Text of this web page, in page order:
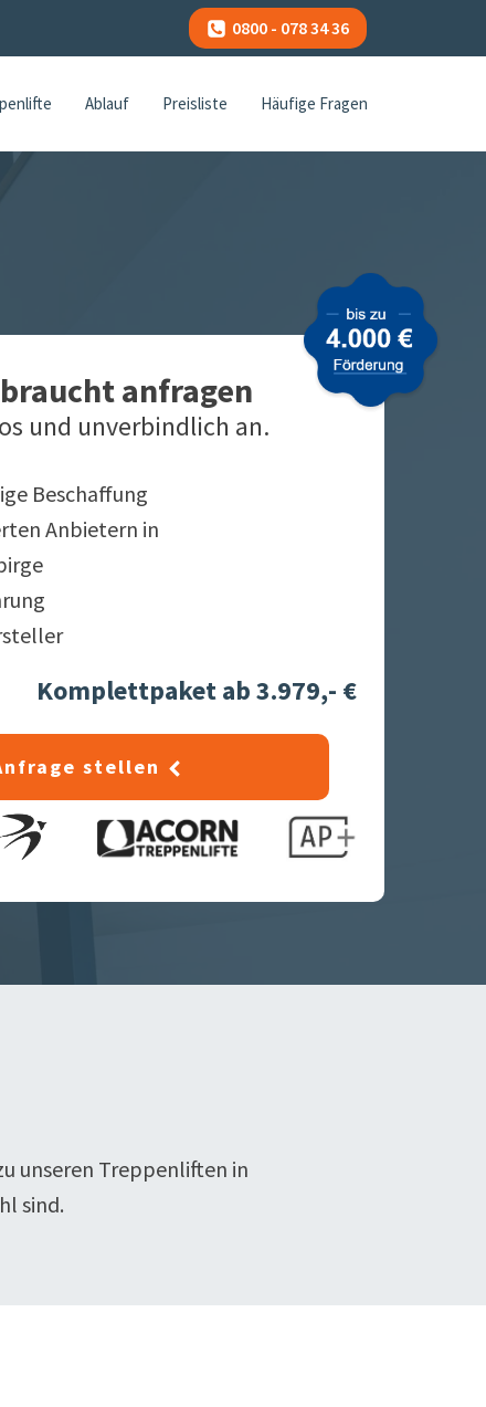
0800 - 078 34 36
Ablauf Preisliste Häufige Fragen
anfragen
und unverbindlich an.
Beschaffung
Anbietern in
Komplettpaket ab 3.979,- €
stellen
unseren Treppenliften in
sind.